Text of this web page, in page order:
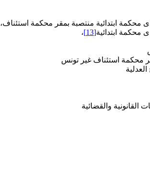
محكمة ابتدائية منتصبة بمقر محكمة استئناف،
محكمة ابتدائية[13]
،
محكمة استئناف غير تونس
والقضائية